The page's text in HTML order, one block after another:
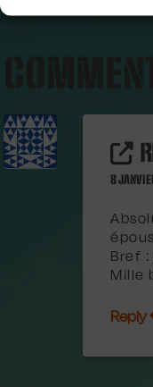
8
Bref :
Mille
Reply